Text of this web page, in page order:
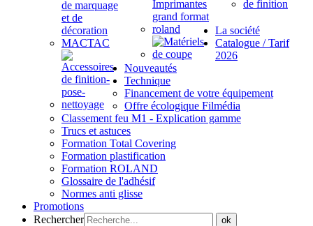
La société
Catalogue / Tarif
2026
Nouveautés
Technique
Financement de votre équipement
Offre écologique Filmédia
Classement feu M1 - Explication gamme
Trucs et astuces
Formation Total Covering
Formation plastification
Formation ROLAND
Glossaire de l'adhésif
Normes anti glisse
Promotions
Rechercher
ok